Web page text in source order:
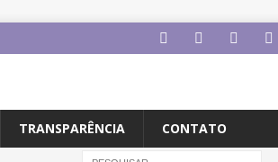
TRANSPARÊNCIA CONTATO